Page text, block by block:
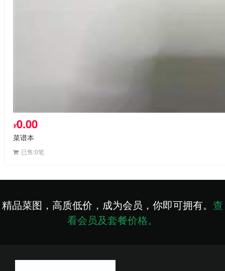
¥0.00
菜谱本
已售:0笔
精品菜图，高质低价，成为会员，你即可拥有。 查
看会员及套餐价格。